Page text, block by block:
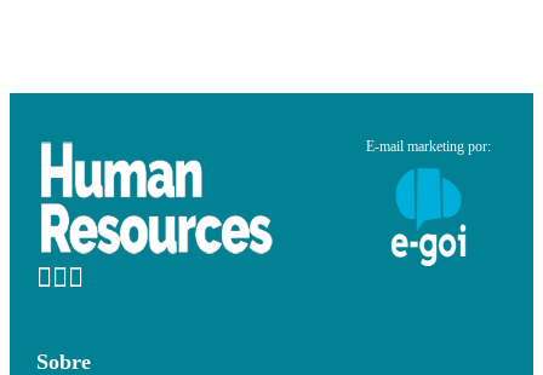
E-mail marketing por:
Sobre